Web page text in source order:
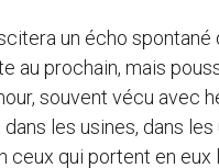
un écho spontané
prochain, mais
souvent vécu
les usines, dans
qui portent en eux